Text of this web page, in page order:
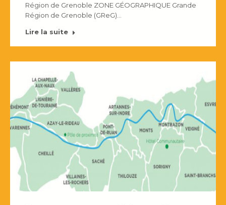
Région de Grenoble ZONE GÉOGRAPHIQUE Grande
Région de Grenoble (GReG)…
Lire la suite